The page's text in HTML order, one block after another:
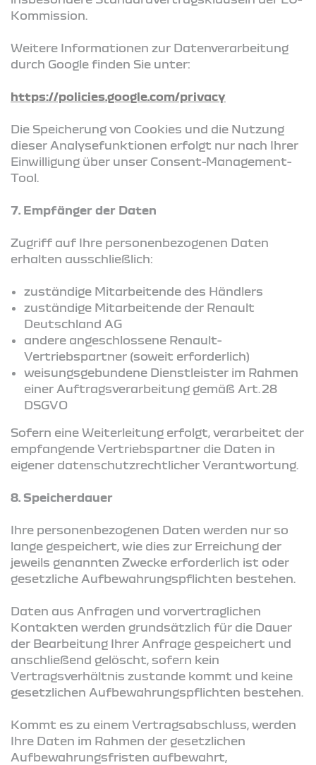
Kommission.
Weitere Informationen zur Datenverarbeitung
durch Google finden Sie unter:
https://policies.google.com/privacy
Die Speicherung von Cookies und die Nutzung
dieser Analysefunktionen erfolgt nur nach Ihrer
Einwilligung über unser Consent-Management-
Tool.
7. Empfänger der Daten
Zugriff auf Ihre personenbezogenen Daten
erhalten ausschließlich:
zuständige Mitarbeitende des Händlers
zuständige Mitarbeitende der Renault
Deutschland AG
andere angeschlossene Renault-
Vertriebspartner (soweit erforderlich)
weisungsgebundene Dienstleister im Rahmen
einer Auftragsverarbeitung gemäß Art. 28
DSGVO
Sofern eine Weiterleitung erfolgt, verarbeitet der
empfangende Vertriebspartner die Daten in
eigener datenschutzrechtlicher Verantwortung.
8. Speicherdauer
Ihre personenbezogenen Daten werden nur so
lange gespeichert, wie dies zur Erreichung der
jeweils genannten Zwecke erforderlich ist oder
gesetzliche Aufbewahrungspflichten bestehen.
Daten aus Anfragen und vorvertraglichen
Kontakten werden grundsätzlich für die Dauer
der Bearbeitung Ihrer Anfrage gespeichert und
anschließend gelöscht, sofern kein
Vertragsverhältnis zustande kommt und keine
gesetzlichen Aufbewahrungspflichten bestehen.
Kommt es zu einem Vertragsabschluss, werden
Ihre Daten im Rahmen der gesetzlichen
Aufbewahrungsfristen aufbewahrt,